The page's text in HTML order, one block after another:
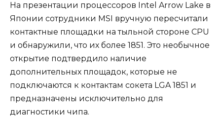
На презентации процессоров Intel Arrow Lake в
Японии сотрудники MSI вручную пересчитали
контактные площадки на тыльной стороне CPU
и обнаружили, что их более 1851. Это необычное
открытие подтвердило наличие
дополнительных площадок, которые не
подключаются к контактам сокета LGA 1851 и
предназначены исключительно для
диагностики чипа.